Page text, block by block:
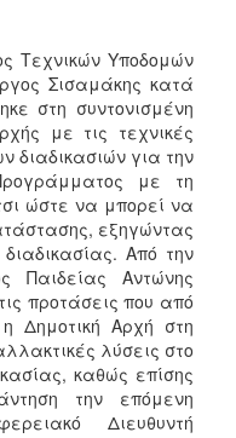
Τεχνικών Υποδομών
Σισαμάκης κατά
στη συντονισμένη
με τις τεχνικές
διαδικασιών για την
με τη
ώστε να μπορεί να
εξηγώντας
Από την
Παιδείας Αντώνης
προτάσεις που από
Δημοτική Αρχή στη
λύσεις στο
καθώς επίσης
την επόμενη
Διευθυντή